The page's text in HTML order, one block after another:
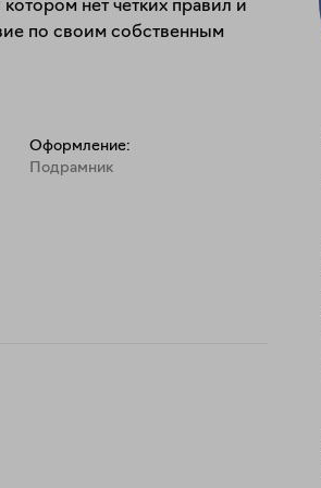
нет четких правил и
по своим собственным
Оформление:
Подрамник